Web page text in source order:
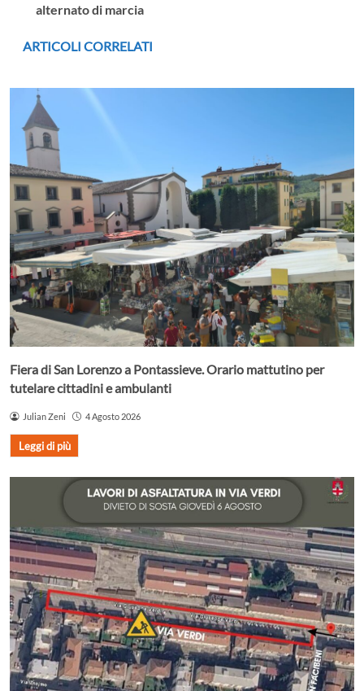
alternato di marcia
ARTICOLI CORRELATI
Fiera di San Lorenzo a Pontassieve. Orario mattutino per
tutelare cittadini e ambulanti
Julian Zeni 4 Agosto 2026
Leggi di più